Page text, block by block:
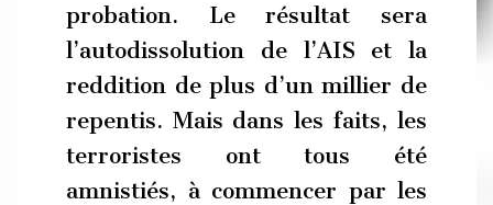
probation. Le résultat sera
l’autodissolution de l’AIS et la
reddition de plus d’un millier de
repentis. Mais dans les faits, les
terroristes ont tous été
amnistiés, à commencer par les